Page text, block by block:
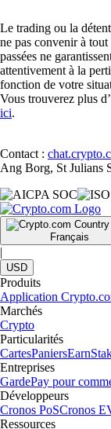
Le trading ou la
ne pas convenir à
passées ne
attentivement à la
fonction de votre
Vous trouverez plus
ici.
Contact :
Ang Borg, St Julians
Français
|
USD
Produits
Application
Marchés
Crypto
Particularités
CartesPaniersEarn
Entreprises
GardePay pour
Développeurs
Cronos PoSCronos
Ressources